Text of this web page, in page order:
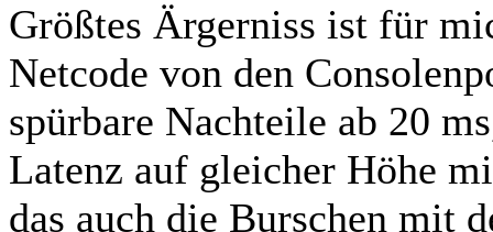
Größtes Ärgerniss ist für
Netcode von den
spürbare Nachteile ab 20
Latenz auf gleicher Höhe
das auch die Burschen mit